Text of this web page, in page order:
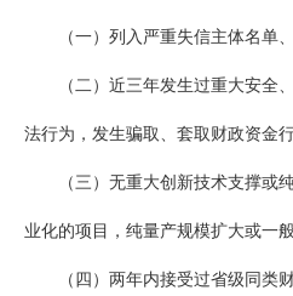
（一）列入严重失信主体名单
（二）近三年发生过重大安全
法行为，发生骗取、套取财政资金行
（三）无重大创新技术支撑或
业化的项目，纯量产规模扩大或一
（四）两年内接受过省级同类